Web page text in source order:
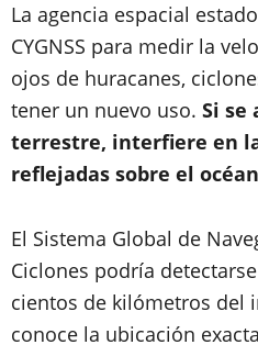
La agencia espacial
CYGNSS para medir la
ojos de huracanes,
tener un nuevo uso. Si se
terrestre, interfiere en
reflejadas sobre el
El Sistema Global de
Ciclones podría
cientos de kilómetros del
conoce la ubicación